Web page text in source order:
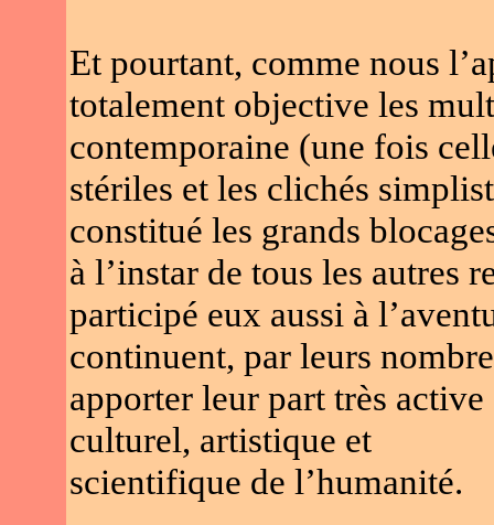
Et pourtant, comme nous
totalement objective les
contemporaine (une fois
stériles et les clichés
constitué les grands
à l’instar de tous les autres
participé eux aussi à
continuent, par leurs
apporter leur part très
culturel, artistique et
scientifique de l’humanité.